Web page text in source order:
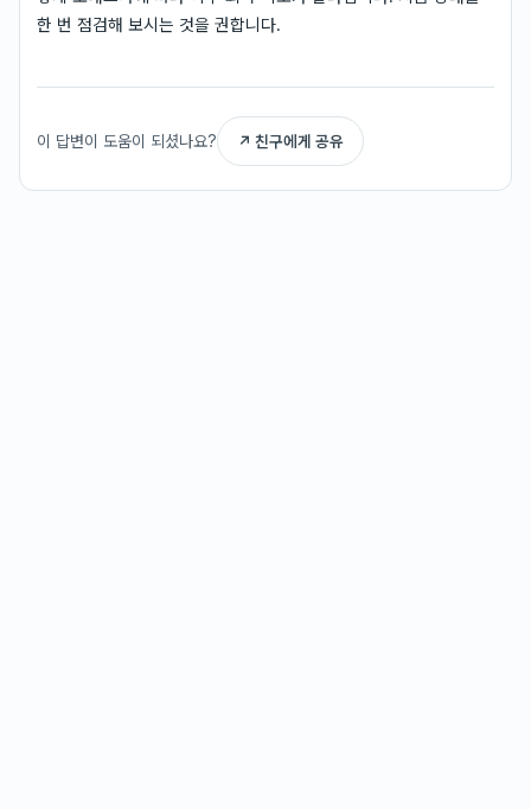
한 번 점검해 보시는 것을 권합니다.
이 답변이 도움이 되셨나요? ↗ 친구에게 공유